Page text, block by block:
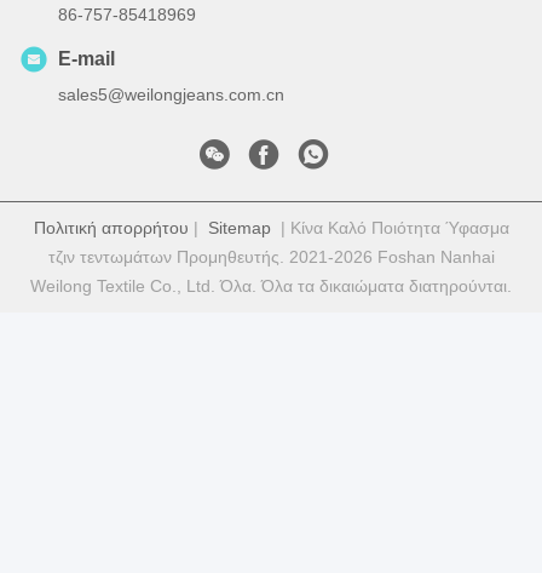
86-757-85418969
E-mail
sales5@weilongjeans.com.cn
Πολιτική απορρήτου | Sitemap| Κίνα Καλό Ποιότητα Ύφασμα
τζιν τεντωμάτων Προμηθευτής. 2021-2026 Foshan Nanhai
Weilong Textile Co., Ltd. Όλα. Όλα τα δικαιώματα διατηρούνται.